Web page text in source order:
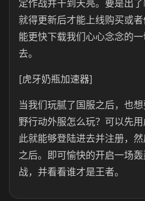
定作战并干到天亮。要是出了
就得更新后才能上线购买或
能更快下载我们心心念念的
去。
[虎牙奶瓶加速器]
当我们玩腻了国服之后，也
野行动外服怎么玩？可以先
此就能够登陆进去并注册，
之后。即可愉快的开启一场
战，并看看谁才是王者。